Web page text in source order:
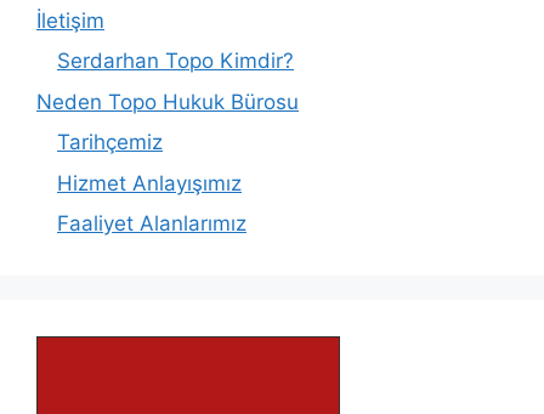
İletişim
Serdarhan Topo Kimdir?
Neden Topo Hukuk Bürosu
Tarihçemiz
Hizmet Anlayışımız
Faaliyet Alanlarımız